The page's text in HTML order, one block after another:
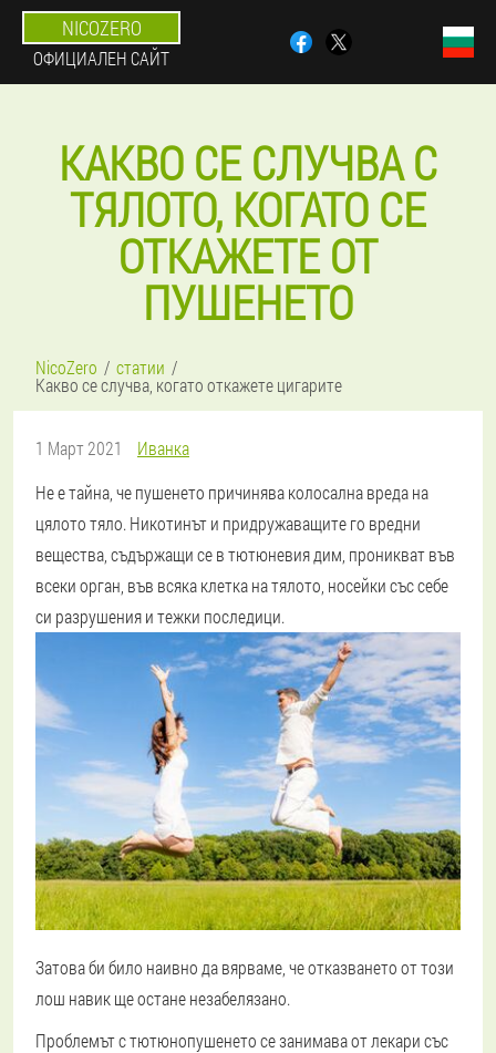
NICOZERO
ОФИЦИАЛЕН САЙТ
КАКВО СЕ СЛУЧВА С
ТЯЛОТО, КОГАТО СЕ
ОТКАЖЕТЕ ОТ
ПУШЕНЕТО
NicoZero статии
Какво се случва, когато откажете цигарите
1 Март 2021
Иванка
Не е тайна, че пушенето причинява колосална вреда на
цялото тяло. Никотинът и придружаващите го вредни
вещества, съдържащи се в тютюневия дим, проникват във
всеки орган, във всяка клетка на тялото, носейки със себе
си разрушения и тежки последици.
Затова би било наивно да вярваме, че отказването от този
лош навик ще остане незабелязано.
Проблемът с тютюнопушенето се занимава от лекари със